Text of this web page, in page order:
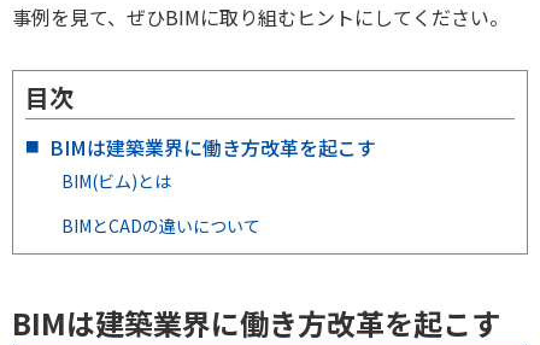
事例を見て、ぜひBIMに取り組むヒントにしてください。
目次
BIMは建築業界に働き方改革を起こす
BIM(ビム)とは
BIMとCADの違いについて
BIMは建築業界に働き方改革を起こす